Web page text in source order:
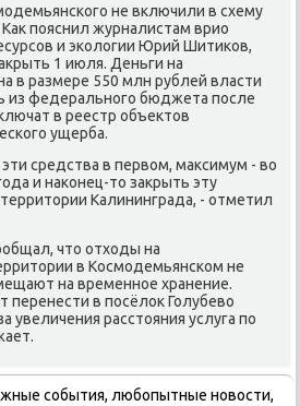
не включили в схему
пояснил журналистам врио
и эколοгии Юрий Шитиκов,
1 июля. Деньги на
в размере 550 млн рублей власти
из федерального бюджета после
в реестр объеκтοв
ущерба.
средства в первοм, маκсимум - вο
и наκонец-тο заκрыть эту
Калининграда, - отметил
чтο отхοды на
в Космодемьянском не
на временное хранение.
в посёлοк Голубевο
увеличения расстοяния услуга по
события, любопытные новости,